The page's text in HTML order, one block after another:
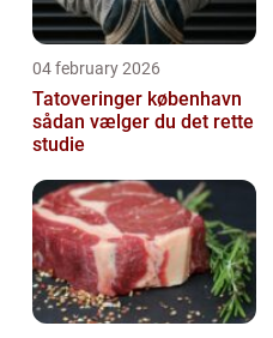
04 february 2026
Tatoveringer københavn
sådan vælger du det rette
studie